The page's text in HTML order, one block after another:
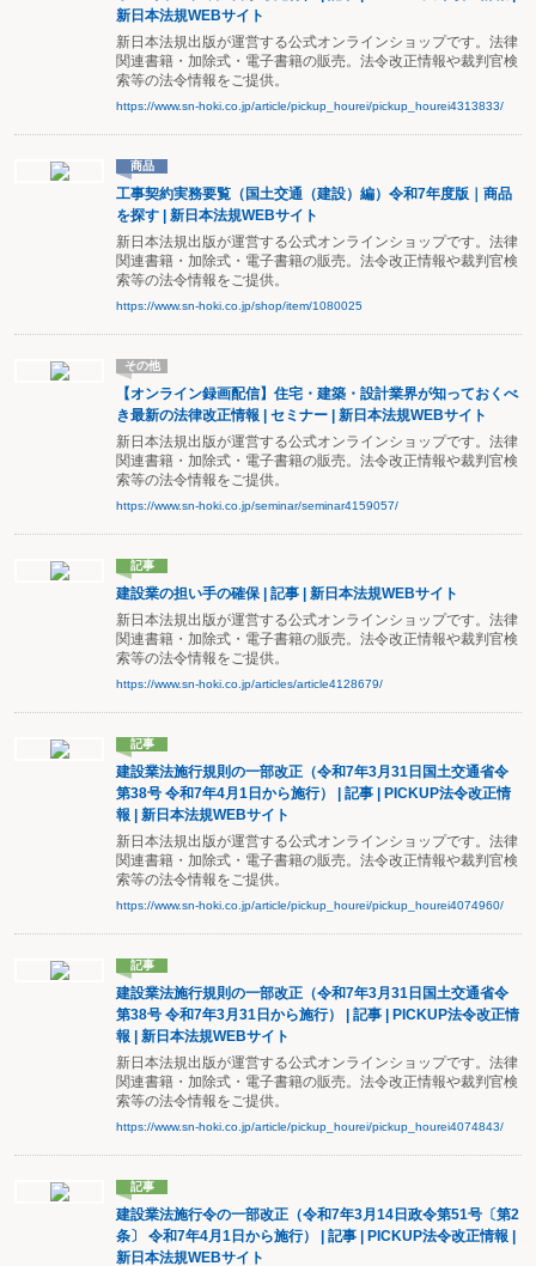
新日本法規WEBサイト
新日本法規出版が運営する公式オンラインショップです。法律
関連書籍・加除式・電子書籍の販売。法令改正情報や裁判官検
索等の法令情報をご提供。
https://www.sn-hoki.co.jp/article/pickup_hourei/pickup_hourei4313833/
商品
工事契約実務要覧（国土交通（建設）編）令和7年度版｜商品
を探す | 新日本法規WEBサイト
新日本法規出版が運営する公式オンラインショップです。法律
関連書籍・加除式・電子書籍の販売。法令改正情報や裁判官検
索等の法令情報をご提供。
https://www.sn-hoki.co.jp/shop/item/1080025
その他
【オンライン録画配信】住宅・建築・設計業界が知っておくべ
き最新の法律改正情報 | セミナー | 新日本法規WEBサイト
新日本法規出版が運営する公式オンラインショップです。法律
関連書籍・加除式・電子書籍の販売。法令改正情報や裁判官検
索等の法令情報をご提供。
https://www.sn-hoki.co.jp/seminar/seminar4159057/
記事
建設業の担い手の確保 | 記事 | 新日本法規WEBサイト
新日本法規出版が運営する公式オンラインショップです。法律
関連書籍・加除式・電子書籍の販売。法令改正情報や裁判官検
索等の法令情報をご提供。
https://www.sn-hoki.co.jp/articles/article4128679/
記事
建設業法施行規則の一部改正（令和7年3月31日国土交通省令
第38号 令和7年4月1日から施行） | 記事 | PICKUP法令改正情
報 | 新日本法規WEBサイト
新日本法規出版が運営する公式オンラインショップです。法律
関連書籍・加除式・電子書籍の販売。法令改正情報や裁判官検
索等の法令情報をご提供。
https://www.sn-hoki.co.jp/article/pickup_hourei/pickup_hourei4074960/
記事
建設業法施行規則の一部改正（令和7年3月31日国土交通省令
第38号 令和7年3月31日から施行） | 記事 | PICKUP法令改正情
報 | 新日本法規WEBサイト
新日本法規出版が運営する公式オンラインショップです。法律
関連書籍・加除式・電子書籍の販売。法令改正情報や裁判官検
索等の法令情報をご提供。
https://www.sn-hoki.co.jp/article/pickup_hourei/pickup_hourei4074843/
記事
建設業法施行令の一部改正（令和7年3月14日政令第51号〔第2
条〕 令和7年4月1日から施行） | 記事 | PICKUP法令改正情報 |
新日本法規WEBサイト